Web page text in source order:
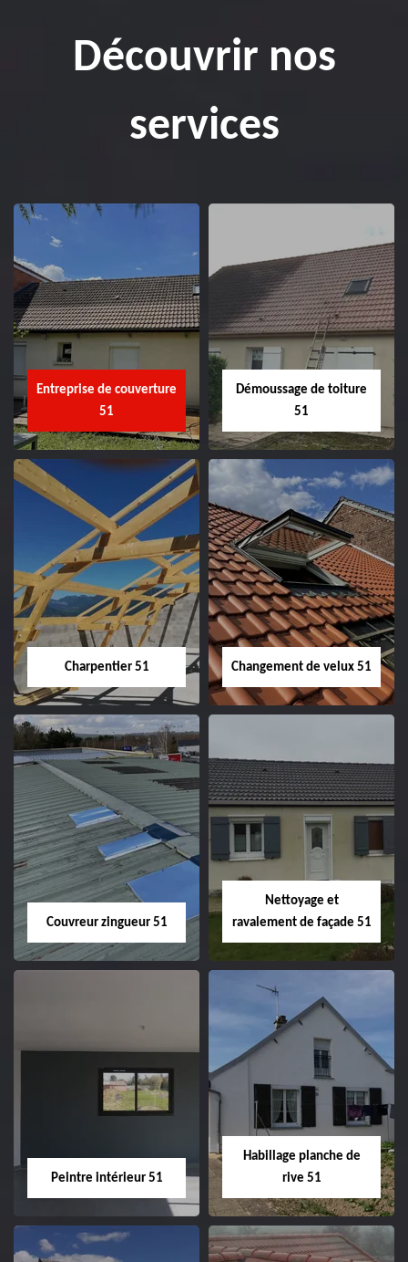
Découvrir nos
services
Entreprise de couverture
51
Entreprise de
couverture 51
Démoussage de toiture
51
Démoussage de
toiture 51
Charpentier 51
Charpentier 51
Changement de velux 51
Changement de
velux 51
Couvreur zingueur 51
51
Nettoyage et
ravalement de façade 51
Nettoyage et
ravalement de
façade 51
Peintre intérieur 51
Habillage planche de
rive 51